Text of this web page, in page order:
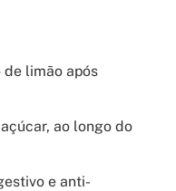
limão após
ao longo do
e anti-